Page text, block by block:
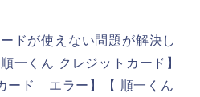
ドが使えない問題が解決し
一くん クレジットカード】
ード エラー】【 順一くん